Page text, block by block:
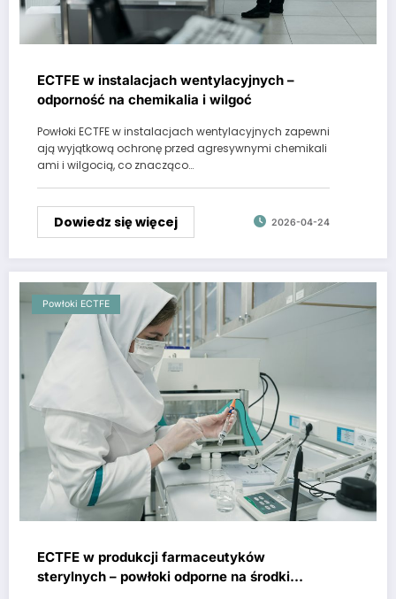
ECTFE w instalacjach wentylacyjnych –
odporność na chemikalia i wilgoć
Powłoki ECTFE w instalacjach wentylacyjnych zapewni
ają wyjątkową ochronę przed agresywnymi chemikali
ami i wilgocią, co znacząco…
Dowiedz się więcej 2026-04-24
Powłoki ECTFE
ECTFE w produkcji farmaceutyków
sterylnych – powłoki odporne na środki